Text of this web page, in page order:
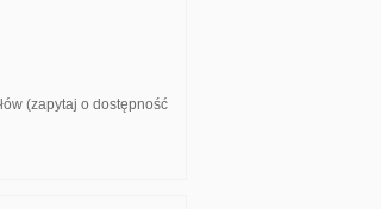
(zapytaj o dostępność